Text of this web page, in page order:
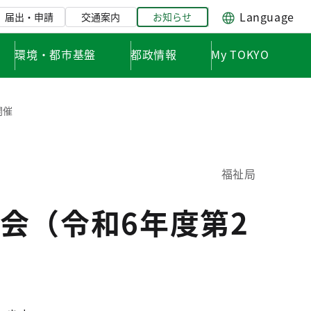
届出・申請 交通案内 お知らせ Language
環境・都市基盤 都政情報 My TOKYO
福祉局
（令和6年度第2